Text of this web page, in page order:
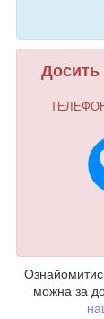
можна за